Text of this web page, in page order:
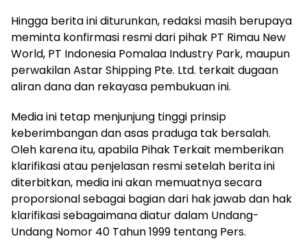
Hingga berita ini diturunkan, redaksi masih berupaya
meminta konfirmasi resmi dari pihak PT Rimau New
World, PT Indonesia Pomalaa Industry Park, maupun
perwakilan Astar Shipping Pte. Ltd. terkait dugaan
aliran dana dan rekayasa pembukuan ini.
Media ini tetap menjunjung tinggi prinsip
keberimbangan dan asas praduga tak bersalah.
Oleh karena itu, apabila Pihak Terkait memberikan
klarifikasi atau penjelasan resmi setelah berita ini
diterbitkan, media ini akan memuatnya secara
proporsional sebagai bagian dari hak jawab dan hak
klarifikasi sebagaimana diatur dalam Undang-
Undang Nomor 40 Tahun 1999 tentang Pers.